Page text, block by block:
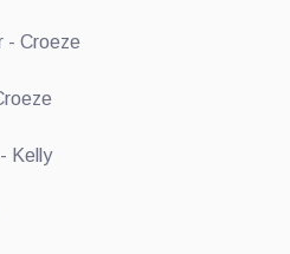
- Croeze
Kelly